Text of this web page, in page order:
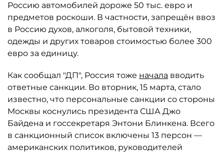
Россию автомобилей дороже 50 тыс. евро и
предметов роскоши. В частности, запрещён ввоз
в Россию духов, алкоголя, бытовой техники,
одежды и других товаров стоимостью более 300
евро за единицу.
Как сообщал "ДП", Россия тоже начала вводить
ответные санкции. Во вторник, 15 марта, стало
известно, что персональные санкции со стороны
Москвы коснулись президента США Джо
Байдена и госсекретаря Энтони Блинкена. Всего
в санкционный список включены 13 персон —
американских политиков, руководителей